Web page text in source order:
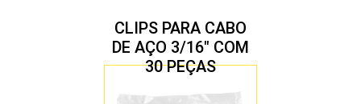
CLIPS PARA CABO
DE AÇO 3/16″ COM
30 PEÇAS